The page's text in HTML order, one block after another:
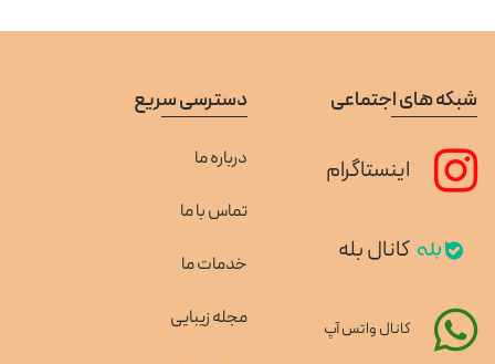
دسترسی سریع
درباره ما
تماس با ما
خدمات ما
مجله زیبایی
شبکه های اجتماعی
اینستاگرام
کانال بله
کانال واتس آپ